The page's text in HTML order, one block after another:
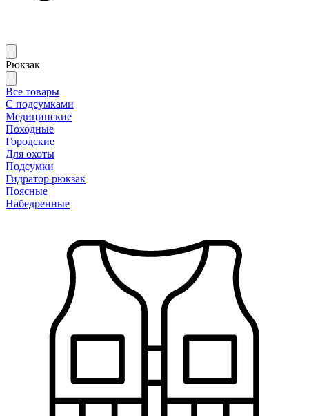
Рюкзак
Все товары
С подсумками
Медицинские
Походные
Городские
Для охоты
Подсумки
Гидратор рюкзак
Поясные
Набедренные